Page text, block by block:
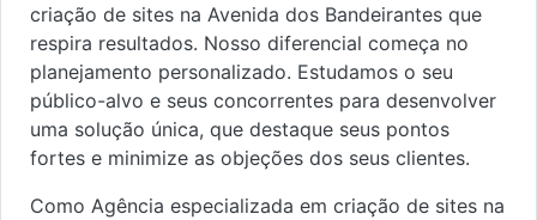
criação de sites na Avenida dos Bandeirantes que
respira resultados. Nosso diferencial começa no
planejamento personalizado. Estudamos o seu
público-alvo e seus concorrentes para desenvolver
uma solução única, que destaque seus pontos
fortes e minimize as objeções dos seus clientes.
Como Agência especializada em criação de sites na